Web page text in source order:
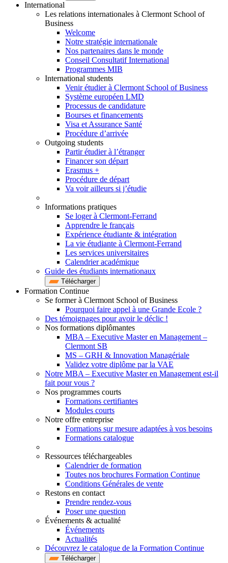
International
Les relations internationales à Clermont School of
Business
Welcome
Notre stratégie internationale
Nos partenaires dans le monde
Conseil Consultatif International
Programmes MIB
International students
Venir étudier à Clermont School of Business
Système européen LMD
Processus de candidature
Bourses et financements
Visa et Assurance Santé
Procédure d’arrivée
Outgoing students
Partir étudier à l’étranger
Financer son départ
Erasmus +
Procédure de départ
Va voir ailleurs si j’étudie
Informations pratiques
Se loger à Clermont-Ferrand
Apprendre le français
Expérience étudiante & intégration
La vie étudiante à Clermont-Ferrand
Les services universitaires
Calendrier académique
Guide des étudiants internationaux
Télécharger
Formation Continue
Se former à Clermont School of Business
Pourquoi faire appel à une Grande Ecole ?
Des témoignages pour avoir le déclic !
Nos formations diplômantes
MBA – Executive Master en Management –
Clermont SB
MS – GRH & Innovation Managériale
Validez votre diplôme par la VAE
Notre MBA – Executive Master en Management est-il
fait pour vous ?
Nos programmes courts
Formations certifiantes
Modules courts
Notre offre entreprise
Formations sur mesure adaptées à vos besoins
Formations catalogue
Ressources téléchargeables
Calendrier de formation
Toutes nos brochures Formation Continue
Conditions Générales de vente
Restons en contact
Prendre rendez-vous
Poser une question
Événements & actualité
Événements
Actualités
Découvrez le catalogue de la Formation Continue
Télécharger